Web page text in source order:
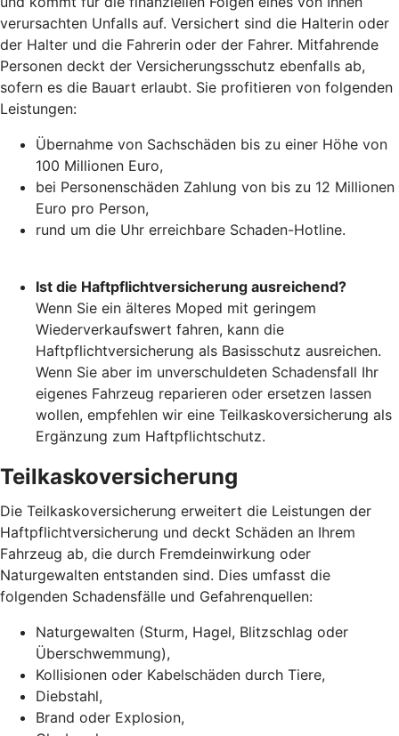
verursachten Unfalls auf. Versichert sind die Halterin oder
der Halter und die Fahrerin oder der Fahrer. Mitfahrende
Personen deckt der Versicherungsschutz ebenfalls ab,
sofern es die Bauart erlaubt. Sie profitieren von folgenden
Leistungen:
Übernahme von Sachschäden bis zu einer Höhe von
100 Millionen Euro,
bei Personenschäden Zahlung von bis zu 12 Millionen
Euro pro Person,
rund um die Uhr erreichbare Schaden-Hotline.
Ist die Haftpflichtversicherung ausreichend?
Wenn Sie ein älteres Moped mit geringem
Wiederverkaufswert fahren, kann die
Haftpflichtversicherung als Basisschutz ausreichen.
Wenn Sie aber im unverschuldeten Schadensfall Ihr
eigenes Fahrzeug reparieren oder ersetzen lassen
wollen, empfehlen wir eine Teilkaskoversicherung als
Ergänzung zum Haftpflichtschutz.
Teilkaskoversicherung
Die Teilkaskoversicherung erweitert die Leistungen der
Haftpflichtversicherung und deckt Schäden an Ihrem
Fahrzeug ab, die durch Fremdeinwirkung oder
Naturgewalten entstanden sind. Dies umfasst die
folgenden Schadensfälle und Gefahrenquellen:
Naturgewalten (Sturm, Hagel, Blitzschlag oder
Überschwemmung),
Kollisionen oder Kabelschäden durch Tiere,
Diebstahl,
Brand oder Explosion,